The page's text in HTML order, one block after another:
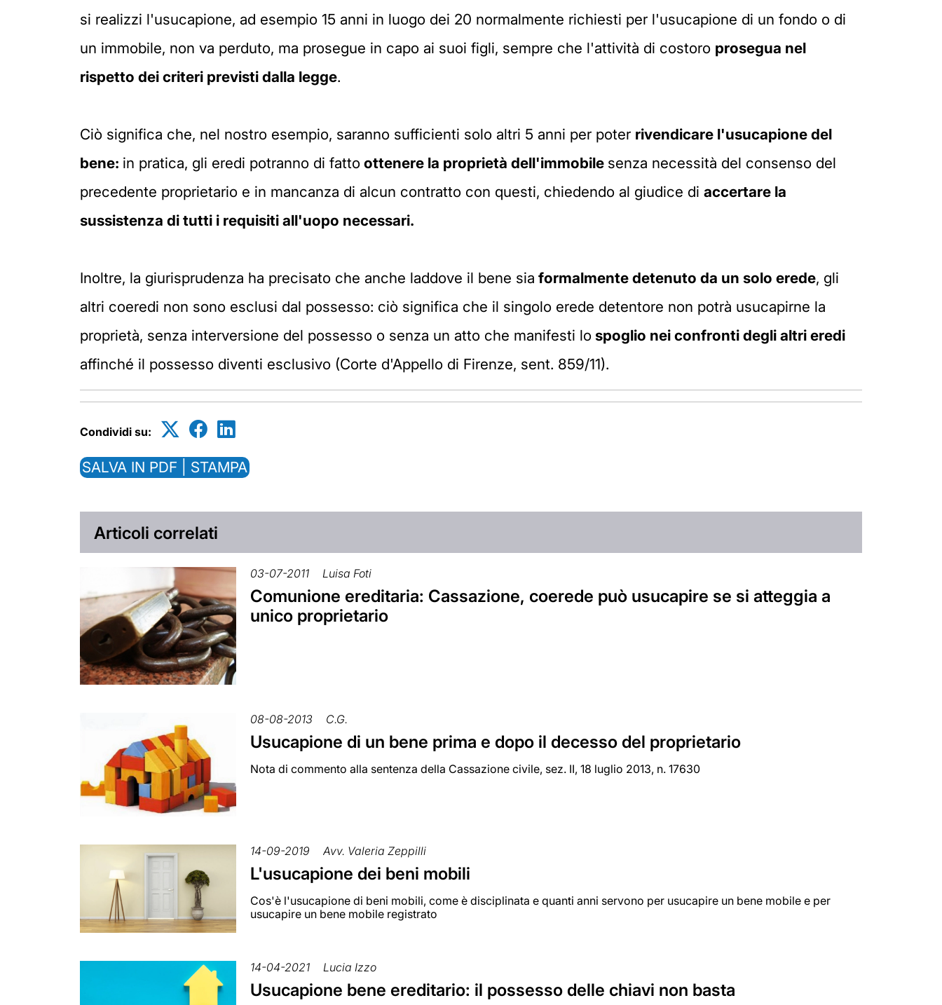
si realizzi l'usucapione, ad esempio 15 anni in luogo dei 20 normalmente richiesti per l'usucapione di un fondo o di
un immobile, non va perduto, ma prosegue in capo ai suoi figli, sempre che l'attività di costoro prosegua nel
rispetto dei criteri previsti dalla legge.
Ciò significa che, nel nostro esempio, saranno sufficienti solo altri 5 anni per poter rivendicare l'usucapione del
bene: in pratica, gli eredi potranno di fatto ottenere la proprietà dell'immobile senza necessità del consenso del
precedente proprietario e in mancanza di alcun contratto con questi, chiedendo al giudice di accertare la
sussistenza di tutti i requisiti all'uopo necessari.
Inoltre, la giurisprudenza ha precisato che anche laddove il bene sia formalmente detenuto da un solo erede, gli
altri coeredi non sono esclusi dal possesso: ciò significa che il singolo erede detentore non potrà usucapirne la
proprietà, senza interversione del possesso o senza un atto che manifesti lo spoglio nei confronti degli altri eredi
affinché il possesso diventi esclusivo (Corte d'Appello di Firenze, sent. 859/11).
Condividi su:
SALVA IN PDF | STAMPA
Articoli correlati
03-07-2011 Luisa Foti
Comunione ereditaria: Cassazione, coerede può usucapire se si atteggia a
unico proprietario
08-08-2013 C.G.
Usucapione di un bene prima e dopo il decesso del proprietario
Nota di commento alla sentenza della Cassazione civile, sez. II, 18 luglio 2013, n. 17630
14-09-2019 Avv. Valeria Zeppilli
L'usucapione dei beni mobili
Cos'è l'usucapione di beni mobili, come è disciplinata e quanti anni servono per usucapire un bene mobile e per
usucapire un bene mobile registrato
14-04-2021 Lucia Izzo
Usucapione bene ereditario: il possesso delle chiavi non basta